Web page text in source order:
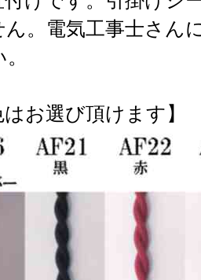
。電気工事士さん
お選び頂けます】